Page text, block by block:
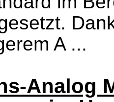
A ...
Analog